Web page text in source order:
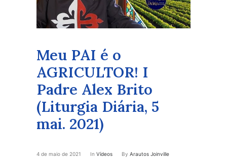
CURSOS ON-LINE
Meu PAI é o
AGRICULTOR! I
Padre Alex Brito
(Liturgia Diária, 5
mai. 2021)
4 de maio de 2021 In Vídeos By Arautos Joinville